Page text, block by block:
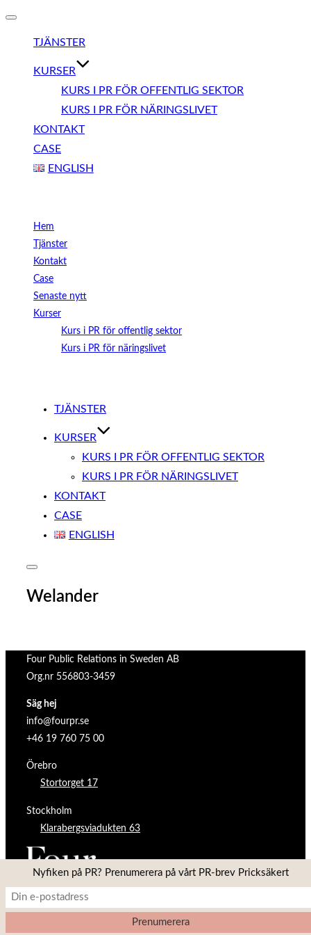
Slå
navigeringTJÄNSTER
KURSER
KURS I PR FÖR OFFENTLIG SEKTOR
KURS I PR FÖR NÄRINGSLIVET
KONTAKT
CASE
ENGLISH
Hem
Tjänster
Kontakt
Case
Senaste nytt
Kurser
Kurs i PR för offentlig sektor
Kurs i PR för näringslivet
TJÄNSTER
KURSER
KURS I PR FÖR OFFENTLIG SEKTOR
KURS I PR FÖR NÄRINGSLIVET
KONTAKT
CASE
ENGLISH
Slå
sidopanel
Welander
Four Public Relations in Sweden AB
Org.nr 556803-3459
Säg hej
info@fourpr.se
+46 19 760 75 00
Örebro
Stortorget 17
Stockholm
Klarabergsviadukten 63
Copyright © 2026 Four PRInspiro Theme
Nyfiken på PR? Prenumerera på vårt PR-brev Pricksäkert